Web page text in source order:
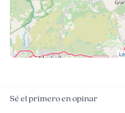
Sé el primero en opinar